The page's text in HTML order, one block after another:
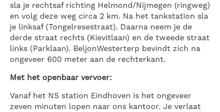
sla je rechtsaf richting Helmond/Nijmegen (ringweg)
en volg deze weg circa 2 km. Na het tankstation sla
je linksaf (Tongelresestraat). Daarna neem je de
derde straat rechts (Kievitlaan) en de tweede straat
links (Parklaan). BeljonWesterterp bevindt zich na
ongeveer 600 meter aan de rechterkant.
Met het openbaar vervoer:
Vanaf het NS station Eindhoven is het ongeveer
zeven minuten lopen naar ons kantoor. Je verlaat